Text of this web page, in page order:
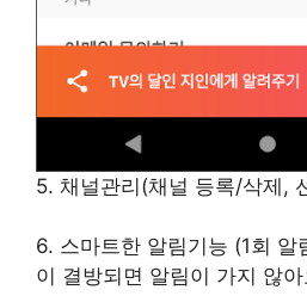
5. 채널관리(채널 등록/삭제,
6. 스마트한 알림기능 (1회 알
이 결방되면 알림이 가지 않아